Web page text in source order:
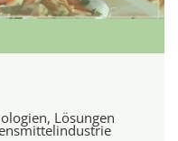
Lösungen